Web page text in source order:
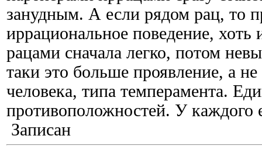
занудным. А если рядом рац, то
иррациональное поведение,
рацами сначала легко, потом
таки это больше проявление, а не
человека, типа темперамента.
противоположностей. У каждого
Записан